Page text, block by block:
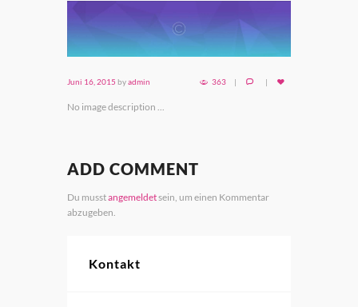
Juni 16, 2015 byadmin 363
No image description ...
ADD COMMENT
Du musstangemeldetsein, um einen Kommentar
abzugeben.
Kontakt